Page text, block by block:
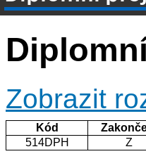
Zobrazit
Kód
514DPH
Z